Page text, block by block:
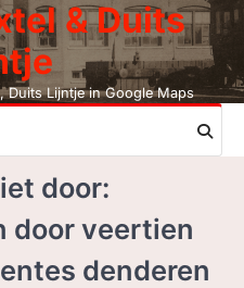
& Duits
Lijntje in Google Maps
door:
door veertien
denderen